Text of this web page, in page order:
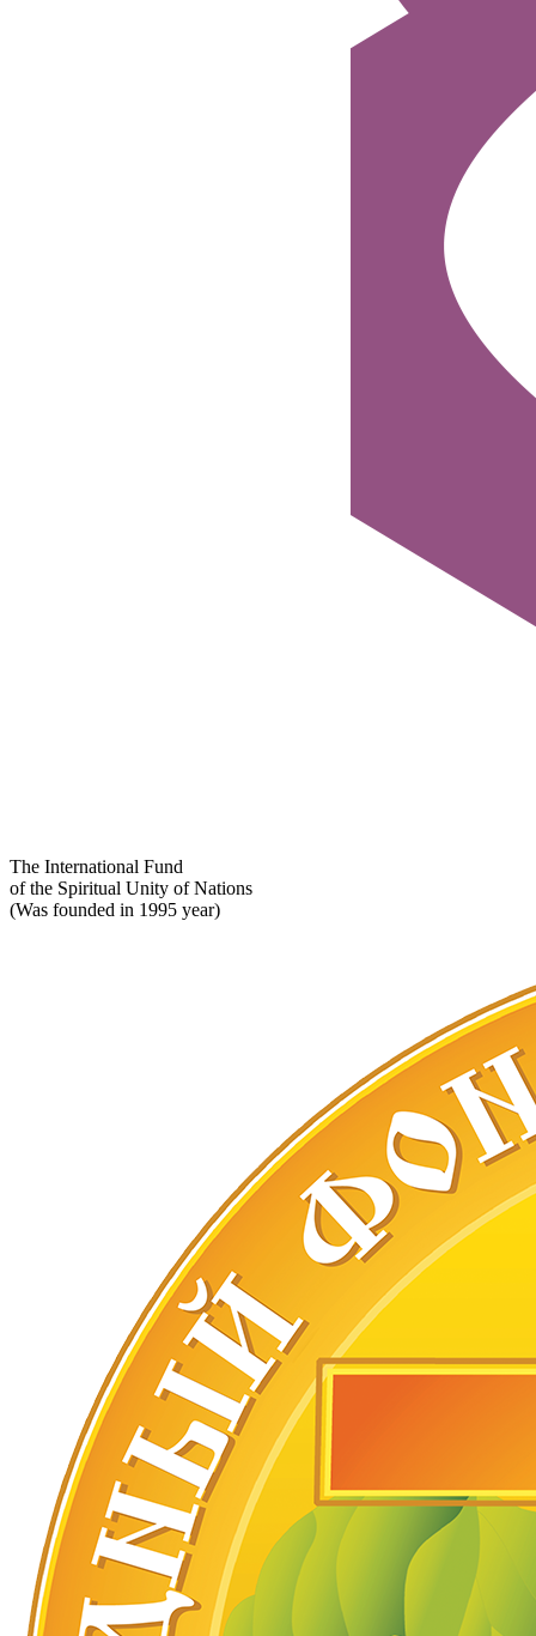
The International Fund
of the Spiritual Unity of Nations
(Was founded in 1995 year)